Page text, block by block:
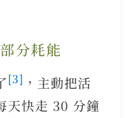
分耗能
[3] ，主動把活
天快走 30 分鐘